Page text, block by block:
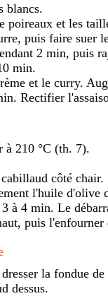
blancs.
poireaux et les
puis faire suer
2 min, puis
min.
et le curry.
Rectifier
à 210 °C (th. 7).
côté chair.
l'huile d'olive
à 4 min. Le
puis
la fondue
dessus.